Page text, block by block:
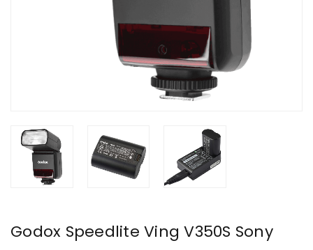
Godox Speedlite Ving V350S Sony